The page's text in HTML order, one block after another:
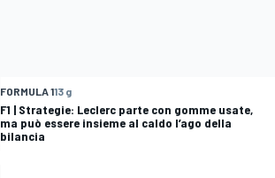
FORMULA 113 g
F1 | Strategie: Leclerc parte con gomme usate,
ma può essere insieme al caldo l’ago della
bilancia